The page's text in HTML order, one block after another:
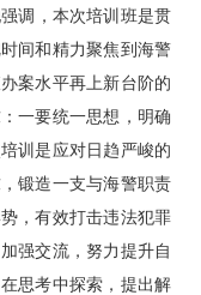
调，本次培训班是贯
间和精力聚焦到海警
案水平再上新台阶的
一要统一思想，明确
训是应对日趋严峻的
锻造一支与海警职责
，有效打击违法犯罪
强交流，努力提升自
思考中探索，提出解